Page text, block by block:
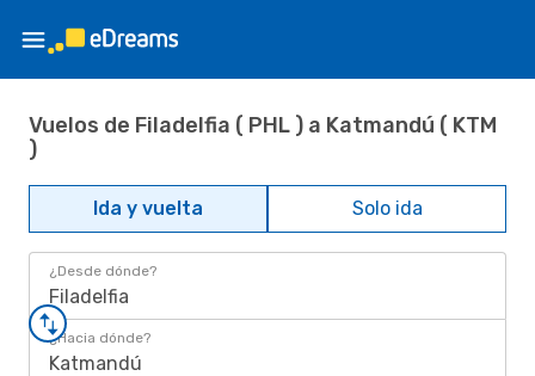
Vuelos de Filadelfia ( PHL ) a Katmandú ( KTM
)
Ida y vuelta Solo ida
¿Desde dónde?
Filadelfia
¿Hacia dónde?
Katmandú